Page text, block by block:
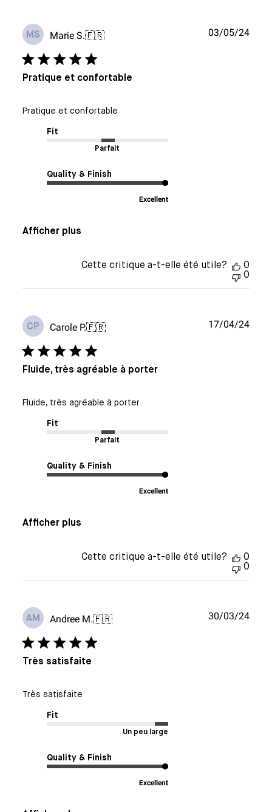
MS Marie S.🇫🇷
Pratique et confortable
Pratique et confortable
Fit
Parfait
Quality & Finish
Excellent
Afficher plus
Date
03/05/24
Cette critique a-t-elle été utile?
0
0
CP Carole P.🇫🇷
Fluide, très agréable à porter
Fluide, très agréable à porter
Fit
Parfait
Quality & Finish
Excellent
Afficher plus
Date
17/04/24
Cette critique a-t-elle été utile?
0
0
AM Andree M.🇫🇷
Très satisfaite
Très satisfaite
Fit
Un peu large
Quality & Finish
Excellent
Date
30/03/24